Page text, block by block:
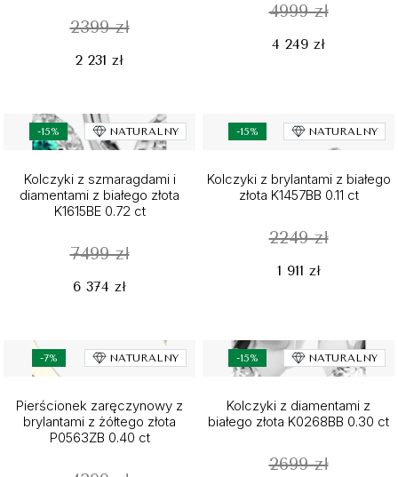
2399 zł
2 231 zł
4999 zł
4 249 zł
-15% NATURALNY
Kolczyki z szmaragdami i
diamentami z białego złota
K1615BE 0.72 ct
7499 zł
6 374 zł
-15% NATURALNY
Kolczyki z brylantami z białego
złota K1457BB 0.11 ct
2249 zł
1 911 zł
-7% NATURALNY
Pierścionek zaręczynowy z
brylantami z żółtego złota
P0563ZB 0.40 ct
-15% NATURALNY
Kolczyki z diamentami z
białego złota K0268BB 0.30 ct
2699 zł